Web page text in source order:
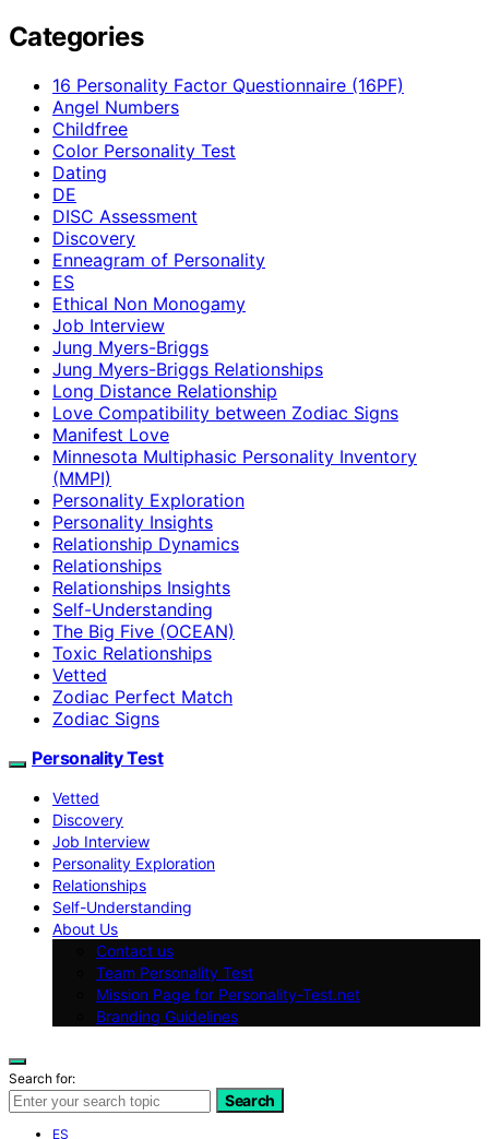
Categories
16 Personality Factor Questionnaire (16PF)
Angel Numbers
Childfree
Color Personality Test
Dating
DE
DISC Assessment
Discovery
Enneagram of Personality
ES
Ethical Non Monogamy
Job Interview
Jung Myers-Briggs
Jung Myers-Briggs Relationships
Long Distance Relationship
Love Compatibility between Zodiac Signs
Manifest Love
Minnesota Multiphasic Personality Inventory
(MMPI)
Personality Exploration
Personality Insights
Relationship Dynamics
Relationships
Relationships Insights
Self-Understanding
The Big Five (OCEAN)
Toxic Relationships
Vetted
Zodiac Perfect Match
Zodiac Signs
Personality Test
Vetted
Discovery
Job Interview
Personality Exploration
Relationships
Self-Understanding
About Us
Contact us
Team Personality Test
Mission Page for Personality-Test.net
Branding Guidelines
Search for:
Search
ES